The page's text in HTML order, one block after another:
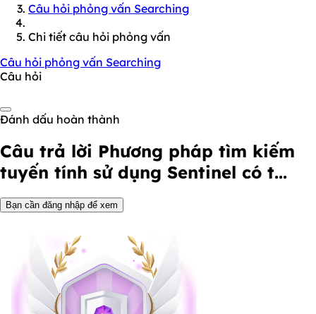
Câu hỏi phỏng vấn Searching
Chi tiết câu hỏi phỏng vấn
Câu hỏi phỏng vấn Searching
Câu hỏi
Đánh dấu hoàn thành
Câu trả lời Phương pháp tìm kiếm
tuyến tính sử dụng Sentinel có t...
Bạn cần đăng nhập để xem